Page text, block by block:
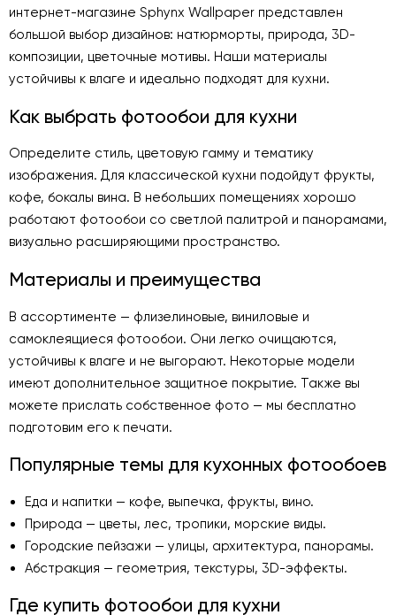
интернет-магазине Sphynx Wallpaper представлен
большой выбор дизайнов: натюрморты, природа, 3D-
композиции, цветочные мотивы. Наши материалы
устойчивы к влаге и идеально подходят для кухни.
Как выбрать фотообои для кухни
Определите стиль, цветовую гамму и тематику
изображения. Для классической кухни подойдут фрукты,
кофе, бокалы вина. В небольших помещениях хорошо
работают фотообои со светлой палитрой и панорамами,
визуально расширяющими пространство.
Материалы и преимущества
В ассортименте — флизелиновые, виниловые и
самоклеящиеся фотообои. Они легко очищаются,
устойчивы к влаге и не выгорают. Некоторые модели
имеют дополнительное защитное покрытие. Также вы
можете прислать собственное фото — мы бесплатно
подготовим его к печати.
Популярные темы для кухонных фотообоев
Еда и напитки — кофе, выпечка, фрукты, вино.
Природа — цветы, лес, тропики, морские виды.
Городские пейзажи — улицы, архитектура, панорамы.
Абстракция — геометрия, текстуры, 3D-эффекты.
Где купить фотообои для кухни